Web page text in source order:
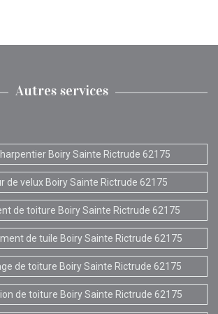
Autres services
Boiry Sainte Rictrude 62175
de velux Boiry Sainte Rictrude 62175
de toiture Boiry Sainte Rictrude 62175
de tuile Boiry Sainte Rictrude 62175
de toiture Boiry Sainte Rictrude 62175
de toiture Boiry Sainte Rictrude 62175